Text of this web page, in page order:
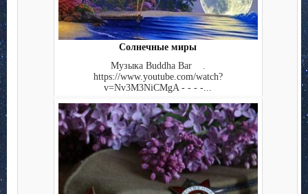
Солнечные миры
Музыка Buddha Bar .
https://www.youtube.com/watch?
v=Nv3M3NiCMgA - - - -...